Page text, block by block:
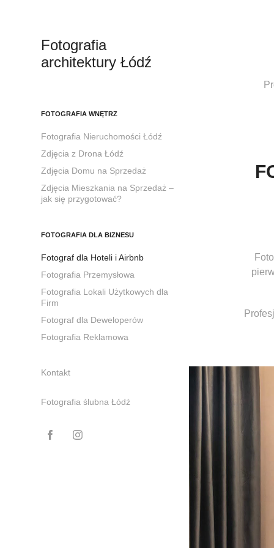
Fotografia
architektury Łódź
FOTOGRAFIA WNĘTRZ
Fotografia Nieruchomości Łódź
Zdjęcia z Drona Łódź
Zdjęcia Domu na Sprzedaż
Zdjęcia Mieszkania na Sprzedaż –
jak się przygotować?
FOTOGRAFIA DLA BIZNESU
Fotograf dla Hoteli i Airbnb
Fotografia Przemysłowa
Fotografia Lokali Użytkowych dla
Firm
Fotograf dla Deweloperów
Fotografia Reklamowa
Kontakt
Fotografia ślubna Łódź